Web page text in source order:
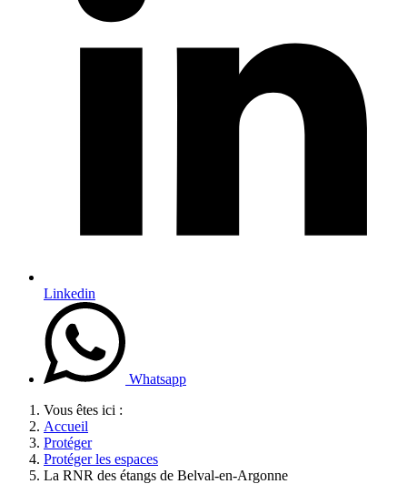
Linkedin
Whatsapp
Vous êtes ici :
Accueil
Protéger
Protéger les espaces
La RNR des étangs de Belval-en-Argonne